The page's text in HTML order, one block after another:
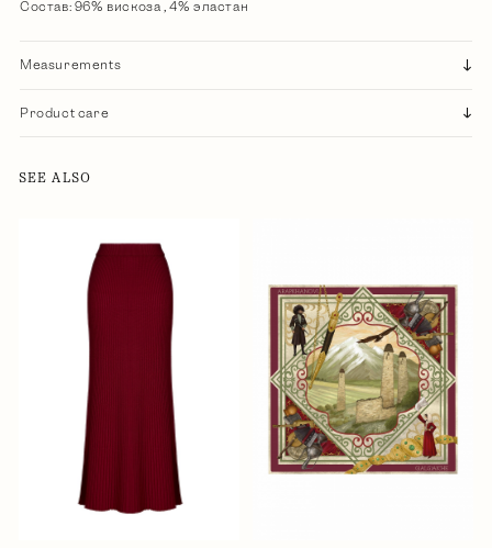
Состав: 96% вискоза , 4% эластан
Measurements
Product care
SEE ALSO